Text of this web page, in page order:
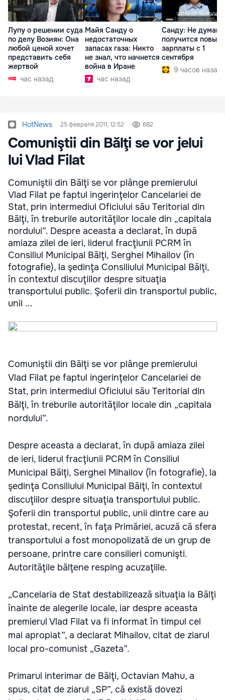
Лупу о решении суда
по делу Возиян: Она
любой ценой хочет
представить себя
жертвой
час назад
Майя Санду о
недостаточных
запасах газа: Никто
не знал, что начнется
война в Иране
час назад
Санду: Не думаю,
получится
зарплаты с 1
сентября
9 часов назад
HotNews 25 февраля 2011, 12:52 682
Comuniştii din Bălţi se vor jelui
lui Vlad Filat
Comuniştii din Bălţi se vor plânge premierului
Vlad Filat pe faptul ingerinţelor Cancelariei de
Stat, prin intermediul Oficiului său Teritorial din
Bălţi, în treburile autorităţilor locale din „capitala
nordului”. Despre aceasta a declarat, în după
amiaza zilei de ieri, liderul fracţiunii PCRM în
Consiliul Municipal Bălţi, Serghei Mihailov (în
fotografie), la şedinţa Consiliului Municipal Bălţi,
în contextul discuţiilor despre situaţia
transportului public. Şoferii din transportul public,
unii ...
Comuniştii din Bălţi se vor plânge premierului
Vlad Filat pe faptul ingerinţelor Cancelariei de
Stat, prin intermediul Oficiului său Teritorial din
Bălţi, în treburile autorităţilor locale din „capitala
nordului”.
Despre aceasta a declarat, în după amiaza zilei
de ieri, liderul fracţiunii PCRM în Consiliul
Municipal Bălţi, Serghei Mihailov (în fotografie), la
şedinţa Consiliului Municipal Bălţi, în contextul
discuţiilor despre situaţia transportului public.
Şoferii din transportul public, unii dintre care au
protestat, recent, în faţa Primăriei, acuză că sfera
transportului a fost monopolizată de un grup de
persoane, printre care consilieri comunişti.
Autorităţile bălţene resping acuzaţiile.
„Cancelaria de Stat destabilizează situaţia la Bălţi
înainte de alegerile locale, iar despre aceasta
premierul Vlad Filat va fi informat în timpul cel
mai apropiat”, a declarat Mihailov, citat de ziarul
local pro-comunist „Gazeta”.
Primarul interimar de Bălţi, Octavian Mahu, a
spus, citat de ziarul „SP”, că există dovezi